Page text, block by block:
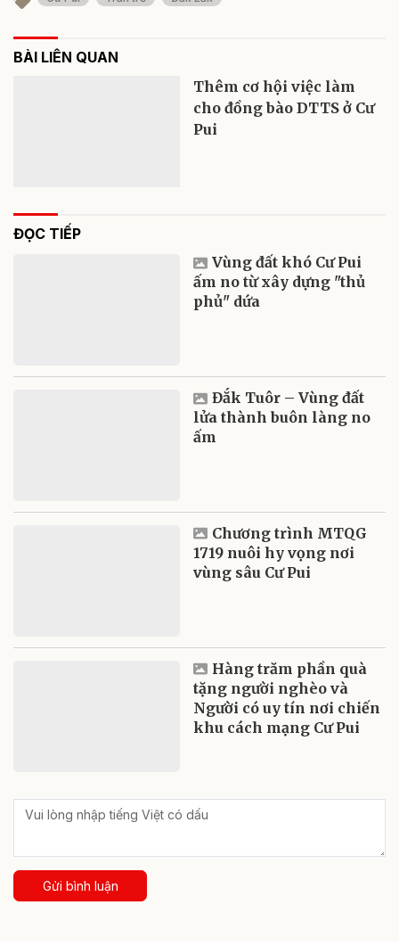
BÀI LIÊN QUAN
Thêm cơ hội việc làm
cho đồng bào DTTS ở Cư
Pui
ĐỌC TIẾP
Vùng đất khó Cư Pui
ấm no từ xây dựng "thủ
phủ" dứa
Đắk Tuôr – Vùng đất
lửa thành buôn làng no
ấm
Chương trình MTQG
1719 nuôi hy vọng nơi
vùng sâu Cư Pui
Hàng trăm phần quà
tặng người nghèo và
Người có uy tín nơi chiến
khu cách mạng Cư Pui
Gửi bình luận